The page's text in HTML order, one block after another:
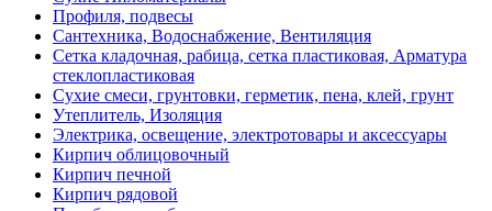
Профиля, подвесы
Сантехника, Водоснабжение, Вентиляция
Сетка кладочная, рабица, сетка пластиковая, Арматура
стеклопластиковая
Сухие смеси, грунтовки, герметик, пена, клей, грунт
Утеплитель, Изоляция
Электрика, освещение, электротовары и аксессуары
Кирпич облицовочный
Кирпич печной
Кирпич рядовой